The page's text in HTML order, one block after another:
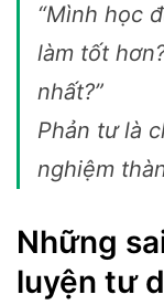
“Mình học
làm tốt
nhất?”
Phản tư là
nghiệm
Những
luyện tư